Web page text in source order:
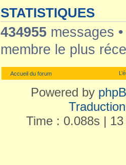
STATISTIQUES
434955 messages
membre le plus
Accueil du forum
Powered by
Time : 0.088s |